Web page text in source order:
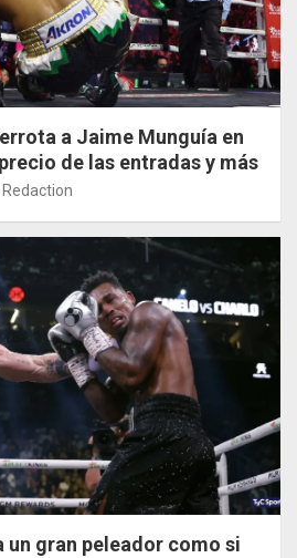
a Jaime Munguía en
de las entradas y más
Redaction
un gran peleador como si